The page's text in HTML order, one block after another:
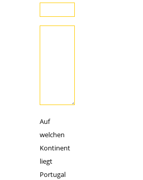
Auf
welchen
Kontinent
liegt
Portugal